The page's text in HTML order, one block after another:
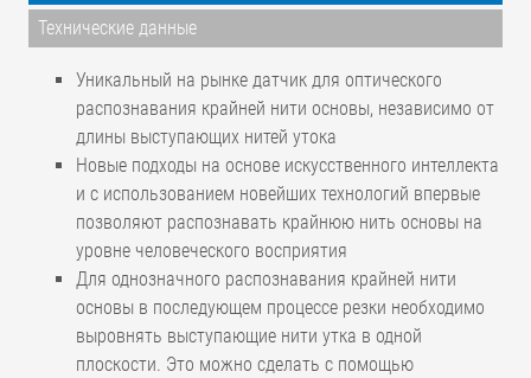
Технические данные
Уникальный на рынке датчик для оптического
распознавания крайней нити основы, независимо от
длины выступающих нитей утока
Новые подходы на основе искусственного интеллекта
и с использованием новейших технологий впервые
позволяют распознавать крайнюю нить основы на
уровне человеческого восприятия
Для однозначного распознавания крайней нити
основы в последующем процессе резки необходимо
выровнять выступающие нити утка в одной
плоскости. Это можно сделать с помощью